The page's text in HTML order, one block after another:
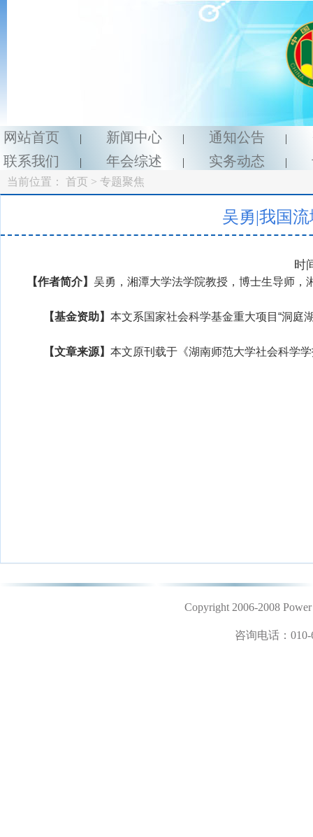
网站首页 | 新闻中心 | 通知公告 |
联系我们
| 年会综述 | 实务动态 |
当前位置： 首页 > 专题聚焦
吴勇|我国
时
【作者简介】吴勇，湘潭大学法学院教授，博士生导师
【基金资助】本文系国家社会科学基金重大项目“洞庭
【文章来源】本文原刊载于《湖南师范大学社会科学
Copyright 2006-2008
咨询电话：